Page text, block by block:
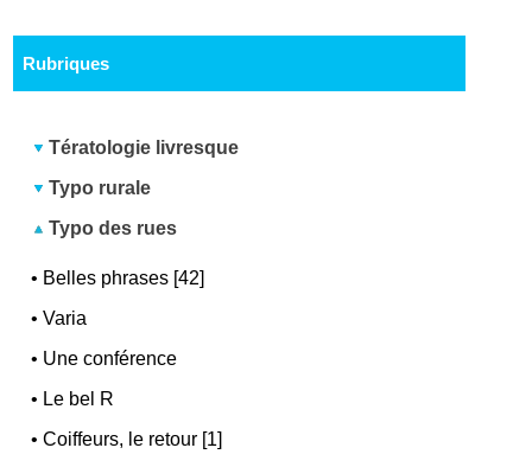
Rubriques
Tératologie livresque
Typo rurale
Typo des rues
• Belles phrases [42]
•Varia
• Une conférence
• Le bel R
•Coiffeurs, le retour [1]